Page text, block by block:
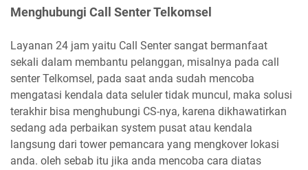
Menghubungi Call Senter Telkomsel
Layanan 24 jam yaitu Call Senter sangat bermanfaat
sekali dalam membantu pelanggan, misalnya pada call
senter Telkomsel, pada saat anda sudah mencoba
mengatasi kendala data seluler tidak muncul, maka solusi
terakhir bisa menghubungi CS-nya, karena dikhawatirkan
sedang ada perbaikan system pusat atau kendala
langsung dari tower pemancara yang mengkover lokasi
anda. oleh sebab itu jika anda mencoba cara diatas